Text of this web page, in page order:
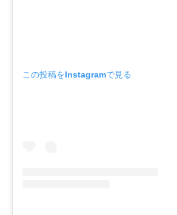
この投稿をInstagramで見る